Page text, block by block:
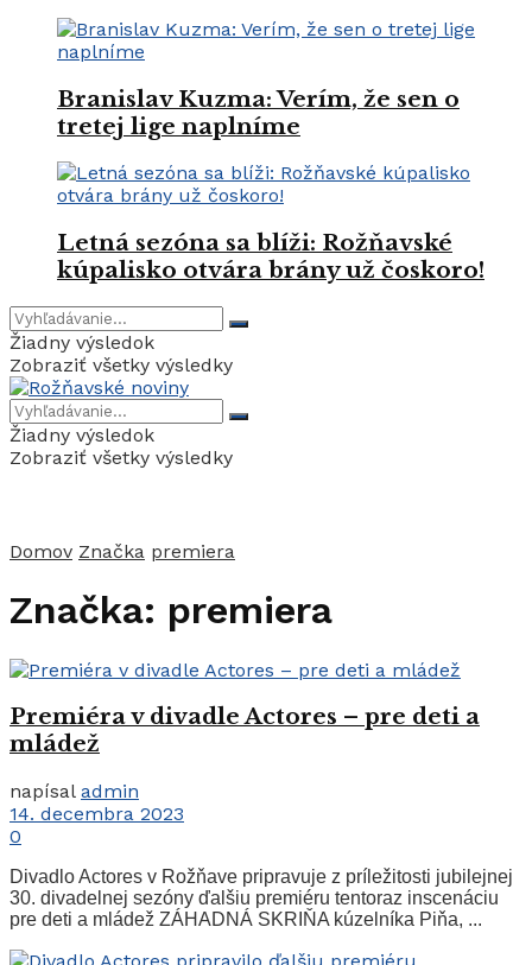
Branislav Kuzma: Verím, že sen o
tretej lige naplníme
Letná sezóna sa blíži: Rožňavské
kúpalisko otvára brány už čoskoro!
Žiadny výsledok
Zobraziť všetky výsledky
Žiadny výsledok
Zobraziť všetky výsledky
Domov Značka premiera
Značka: premiera
Premiéra v divadle Actores – pre deti a
mládež
napísal admin
14. decembra 2023
0
Divadlo Actores v Rožňave pripravuje z príležitosti jubilejnej
30. divadelnej sezóny ďalšiu premiéru tentoraz inscenáciu
pre deti a mládež ZÁHADNÁ SKRIŇA kúzelníka Piňa, ...